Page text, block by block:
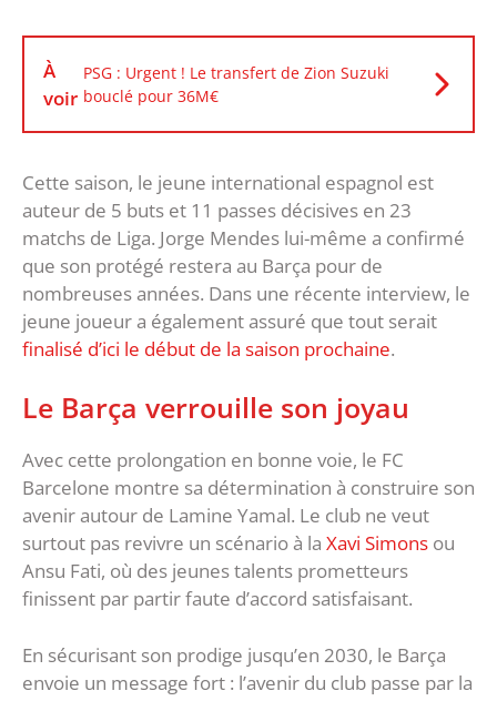
À
voir
PSG : Urgent ! Le transfert de Zion Suzuki
bouclé pour 36M€
Cette saison, le jeune international espagnol est
auteur de 5 buts et 11 passes décisives en 23
matchs de Liga. Jorge Mendes lui-même a confirmé
que son protégé restera au Barça pour de
nombreuses années. Dans une récente interview, le
jeune joueur a également assuré que tout serait
finalisé d’ici le début de la saison prochaine.
Le Barça verrouille son joyau
Avec cette prolongation en bonne voie, le FC
Barcelone montre sa détermination à construire son
avenir autour de Lamine Yamal. Le club ne veut
surtout pas revivre un scénario à la Xavi Simons ou
Ansu Fati, où des jeunes talents prometteurs
finissent par partir faute d’accord satisfaisant.
En sécurisant son prodige jusqu’en 2030, le Barça
envoie un message fort : l’avenir du club passe par la